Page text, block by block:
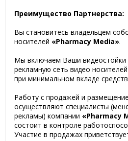
Преимущество Партнерства:
Вы становитесь владельцем
носителей «Pharmacy Media».
Мы включаем Ваши видеостойки
рекламную сеть видео носителей
при минимальном вкладе
Работу с продажей и
осуществляют специалисты
рекламы) компании «Pharmacy
состоит в контроле
Участие в продажах